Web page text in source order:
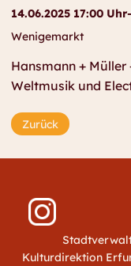
14.06.2025 17:00
Wenigemarkt
Hansmann +
Weltmusik und
Zurück
Kulturdirektion